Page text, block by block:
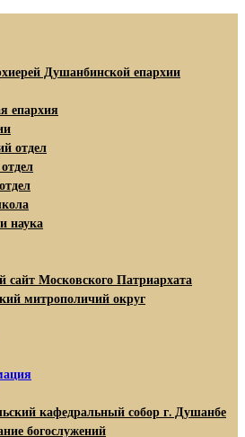
Душанбинской епархии
епархия
отдел
наука
Московского Патриархата
митрополичий округ
кафедральный собор г. Душанбе
богослужений